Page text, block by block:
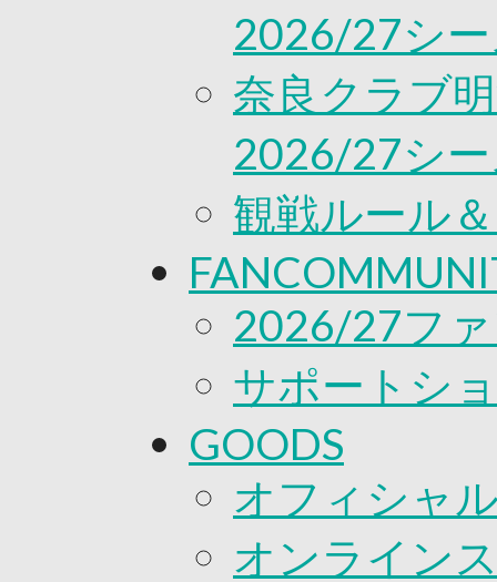
2026/27シ
奈良クラブ
2026/27シ
観戦ルール
2026/27フ
サポートシ
GOODS
オフィシャ
オンライン